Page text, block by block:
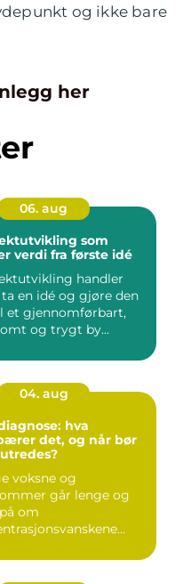
og ikke bare
her
06. aug
som
verdi fra første idé
handler
en idé og gjøre den
et gjennomførbart,
og trygt by...
04. aug
hva
det, og når bør
voksne og
går lenge og
om